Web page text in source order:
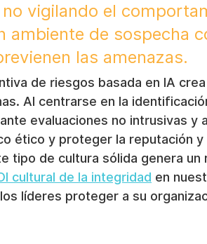
vigilando el
ambiente de sospecha
las amenazas.
de riesgos basada en IA
Al centrarse en la
evaluaciones no intrusivas y
ético y proteger la reputación
tipo de cultura sólida genera un
cultural de la integridad en
líderes proteger a su